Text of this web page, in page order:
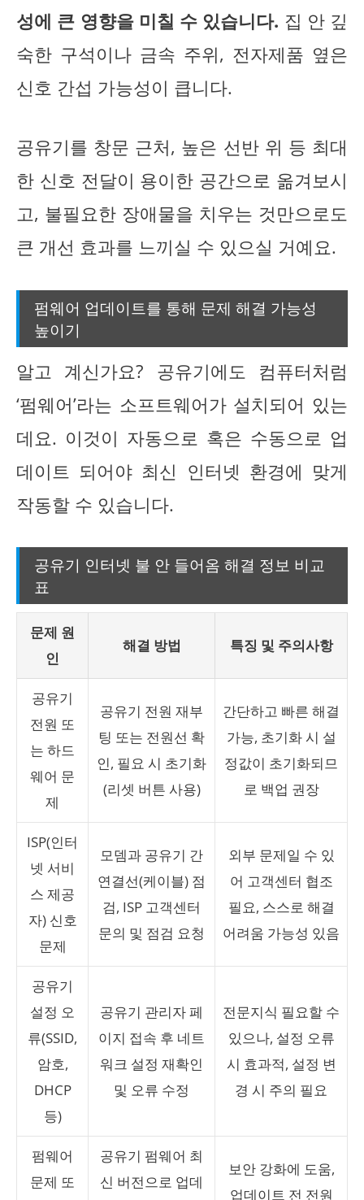
성에 큰 영향을 미칠 수 있습니다. 집 안 깊
숙한 구석이나 금속 주위, 전자제품 옆은
신호 간섭 가능성이 큽니다.
공유기를 창문 근처, 높은 선반 위 등 최대
한 신호 전달이 용이한 공간으로 옮겨보시
고, 불필요한 장애물을 치우는 것만으로도
큰 개선 효과를 느끼실 수 있으실 거예요.
펌웨어 업데이트를 통해 문제 해결 가능성
높이기
알고 계신가요? 공유기에도 컴퓨터처럼
‘펌웨어’라는 소프트웨어가 설치되어 있는
데요. 이것이 자동으로 혹은 수동으로 업
데이트 되어야 최신 인터넷 환경에 맞게
작동할 수 있습니다.
공유기 인터넷 불 안 들어옴 해결 정보 비교
표
문제 원
인
해결 방법 특징 및 주의사항
공유기
전원 또
는 하드
웨어 문
제
공유기 전원 재부
팅 또는 전원선 확
인, 필요 시 초기화
(리셋 버튼 사용)
간단하고 빠른 해결
가능, 초기화 시 설
정값이 초기화되므
로 백업 권장
ISP(인터
넷 서비
스 제공
자) 신호
문제
모뎀과 공유기 간
연결선(케이블) 점
검, ISP 고객센터
문의 및 점검 요청
외부 문제일 수 있
어 고객센터 협조
필요, 스스로 해결
어려움 가능성 있음
공유기
설정 오
류(SSID,
암호,
DHCP
등)
공유기 관리자 페
이지 접속 후 네트
워크 설정 재확인
및 오류 수정
전문지식 필요할 수
있으나, 설정 오류
시 효과적, 설정 변
경 시 주의 필요
펌웨어
문제 또
공유기 펌웨어 최
신 버전으로 업데
보안 강화에 도움,
업데이트 전 전원